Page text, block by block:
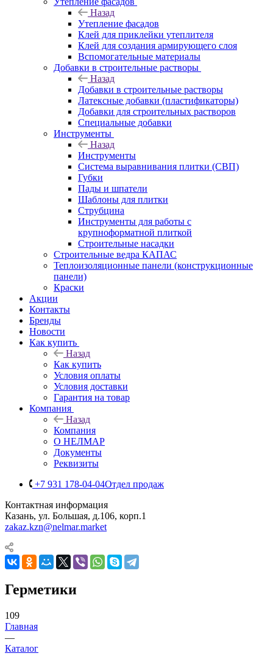
Назад
Утепление фасадов
Клей для приклейки утеплителя
Клей для создания армирующего слоя
Вспомогательные материалы
Добавки в строительные растворы
Назад
Добавки в строительные растворы
Латексные добавки (пластификаторы)
Добавки для строительных растворов
Специальные добавки
Инструменты
Назад
Инструменты
Система выравнивания плитки (СВП)
Губки
Пады и шпатели
Шаблоны для плитки
Струбцина
Инструменты для работы с
крупноформатной плиткой
Строительные насадки
Строительные ведра КАПАС
Теплоизоляционные панели (конструкционные
панели)
Краски
Акции
Контакты
Бренды
Новости
Как купить
Назад
Как купить
Условия оплаты
Условия доставки
Гарантия на товар
Компания
Назад
Компания
О НЕЛМАР
Документы
Реквизиты
+7 931 178-04-04Отдел продаж
Контактная информация
Казань, ул. Большая, д.106, корп.1
zakaz.kzn@nelmar.market
Герметики
109
Главная
—
Каталог